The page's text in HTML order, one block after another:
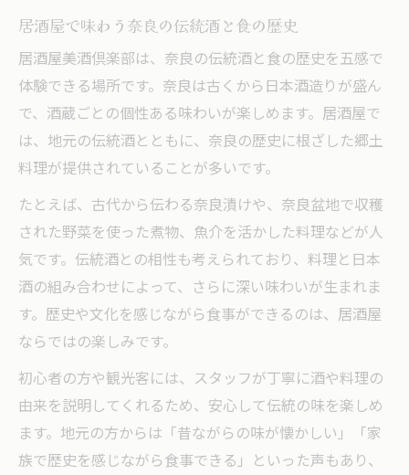
居酒屋で味わう奈良の伝統酒と食の歴史
居酒屋美酒倶楽部は、奈良の伝統酒と食の歴史を五感で
体験できる場所です。奈良は古くから日本酒造りが盛ん
で、酒蔵ごとの個性ある味わいが楽しめます。居酒屋で
は、地元の伝統酒とともに、奈良の歴史に根ざした郷土
料理が提供されていることが多いです。
たとえば、古代から伝わる奈良漬けや、奈良盆地で収穫
された野菜を使った煮物、魚介を活かした料理などが人
気です。伝統酒との相性も考えられており、料理と日本
酒の組み合わせによって、さらに深い味わいが生まれま
す。歴史や文化を感じながら食事ができるのは、居酒屋
ならではの楽しみです。
初心者の方や観光客には、スタッフが丁寧に酒や料理の
由来を説明してくれるため、安心して伝統の味を楽しめ
ます。地元の方からは「昔ながらの味が懐かしい」「家
族で歴史を感じながら食事できる」といった声もあり、